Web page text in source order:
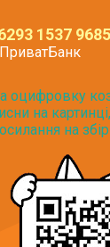
1537 9685
оцифровку
на
на